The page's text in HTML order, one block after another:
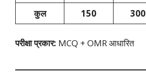
कुल 150 300
परीक्षा प्रकार: MCQ + OMR आधारित